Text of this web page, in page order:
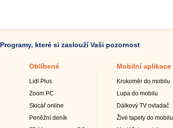
Programy, které si zaslouží Vaši pozornost
Oblíbené
Lidl Plus
Zoom PC
Skicář online
Peněžní deník
Mobilní aplikace
Krokoměr do mobilu
Lupa do mobilu
Dálkový TV ovladač
Živé tapety do mobilu